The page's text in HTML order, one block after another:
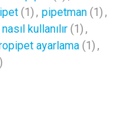
(1) , pipetman (1) ,
kullanılır (1) ,
ayarlama (1) ,